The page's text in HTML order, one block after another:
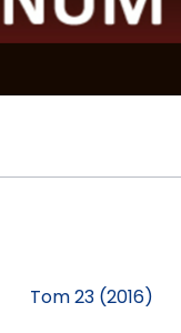
Tom 23 (2016)